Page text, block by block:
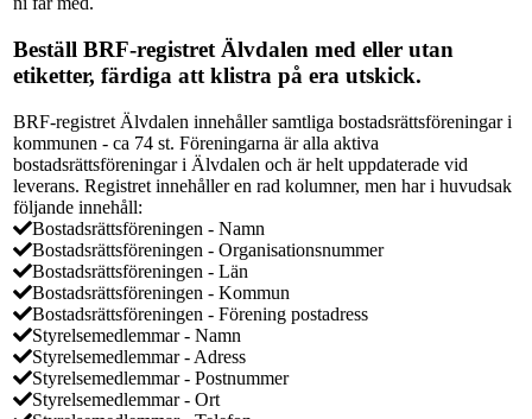
Beställ BRF-registret Älvdalen med eller utan
etiketter, färdiga att klistra på era utskick.
BRF-registret Älvdalen innehåller samtliga bostadsrättsföreningar i
kommunen - ca 74 st. Föreningarna är alla aktiva
bostadsrättsföreningar i Älvdalen och är helt uppdaterade vid
leverans. Registret innehåller en rad kolumner, men har i huvudsak
följande innehåll:
Bostadsrättsföreningen - Namn
Bostadsrättsföreningen - Organisationsnummer
Bostadsrättsföreningen - Län
Bostadsrättsföreningen - Kommun
Bostadsrättsföreningen - Förening postadress
Styrelsemedlemmar - Namn
Styrelsemedlemmar - Adress
Styrelsemedlemmar - Postnummer
Styrelsemedlemmar - Ort